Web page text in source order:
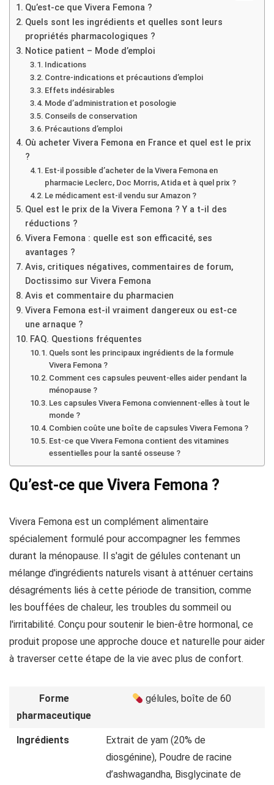
Qu’est-ce que Vivera Femona ?
Quels sont les ingrédients et quelles sont leurs
propriétés pharmacologiques ?
Notice patient – Mode d’emploi
Indications
Contre-indications et précautions d’emploi
Effets indésirables
Mode d’administration et posologie
Conseils de conservation
Précautions d’emploi
Où acheter Vivera Femona en France et quel est le prix
?
Est-il possible d’acheter de la Vivera Femona en
pharmacie Leclerc, Doc Morris, Atida et à quel prix ?
Le médicament est-il vendu sur Amazon ?
Quel est le prix de la Vivera Femona ? Y a t-il des
réductions ?
Vivera Femona : quelle est son efficacité, ses
avantages ?
Avis, critiques négatives, commentaires de forum,
Doctissimo sur Vivera Femona
Avis et commentaire du pharmacien
Vivera Femona est-il vraiment dangereux ou est-ce
une arnaque ?
FAQ. Questions fréquentes
Quels sont les principaux ingrédients de la formule
Vivera Femona ?
Comment ces capsules peuvent-elles aider pendant la
ménopause ?
Les capsules Vivera Femona conviennent-elles à tout le
monde ?
Combien coûte une boîte de capsules Vivera Femona ?
Est-ce que Vivera Femona contient des vitamines
essentielles pour la santé osseuse ?
Qu’est-ce que Vivera Femona ?
Vivera Femona est un complément alimentaire
spécialement formulé pour accompagner les femmes
durant la ménopause. Il s'agit de gélules contenant un
mélange d'ingrédients naturels visant à atténuer certains
désagréments liés à cette période de transition, comme
les bouffées de chaleur, les troubles du sommeil ou
l'irritabilité. Conçu pour soutenir le bien-être hormonal, ce
produit propose une approche douce et naturelle pour aider
à traverser cette étape de la vie avec plus de confort.
Forme
pharmaceutique
gélules, boîte de 60
Ingrédients
Extrait de yam (20% de
diosgénine), Poudre de racine
d’ashwagandha, Bisglycinate de